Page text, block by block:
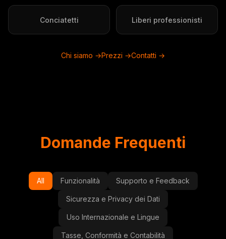
Conciatetti Liberi professionisti
Chi siamo →Prezzi →Contatti →
Domande Frequenti
All Funzionalità Supporto e Feedback
Sicurezza e Privacy dei Dati
Uso Internazionale e Lingue
Tasse, Conformità e Contabilità